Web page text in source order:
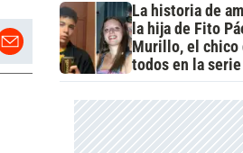
La historia de
la hija de Fito
Murillo, el chico
todos en la serie